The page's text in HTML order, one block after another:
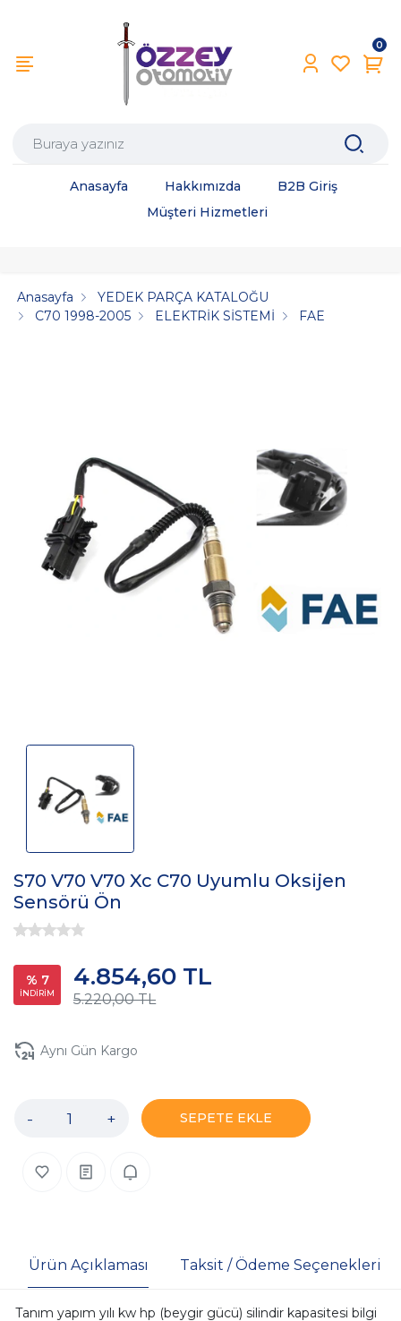
0
Anasayfa Hakkımızda
B2B Giriş
Müşteri Hizmetleri
Anasayfa
YEDEK PARÇA KATALOĞU
C70 1998-2005
ELEKTRİK SİSTEMİ FAE
S70 V70 V70 Xc C70 Uyumlu Oksijen
Sensörü Ön
% 7
İNDİRİM 5.220,00 TL
4.854,60 TL
Aynı Gün Kargo
- + SEPETE EKLE
Ürün Açıklaması Taksit / Ödeme Seçenekleri
Tanım yapım yılı kw hp (beygir gücü) silindir kapasitesi bilgi